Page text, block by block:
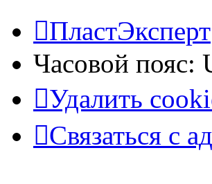
ПластЭксперт
Часовой пояс:
Удалить
Связаться с